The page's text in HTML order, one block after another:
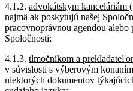
4.1.2. advokátskym kanceláriám
najmä ak poskytujú našej
pracovnoprávnou agendou
Spoločnosti;
4.1.3. tlmočníkom a
v súvislosti s výberovým
niektorých dokumentov